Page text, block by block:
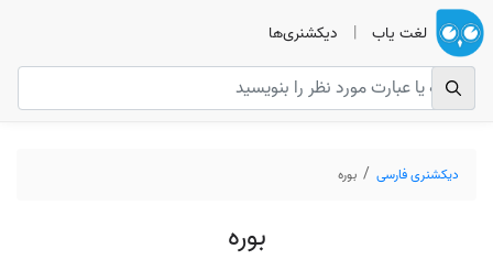
لغت یاب | دیکشنری‌ها
دیکشنری فارسی بوره
بوره